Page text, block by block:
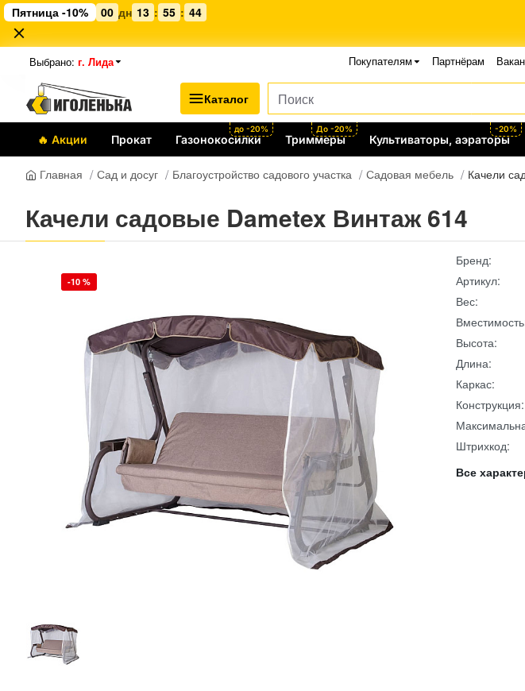
Пятница -10% 00 дн 13 : 55 : 44
Выбрано: г. Лида Покупателям Партнёрам
Каталог
🔥 Акции Прокат Газонокосилки
до -20%
Триммеры
До -20%
Культиваторы, аэраторы
-20%
Главная Сад и досуг Благоустройство садового участка Садовая мебель Качели
Качели садовые Dametex Винтаж 614
-10 %
Бренд:
Артикул:
Вес:
Высота:
Длина:
Каркас:
Конструкция:
Штрихкод:
Все